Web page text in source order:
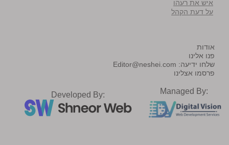
איש את רעהו
על דעת הקהל
אודות
פנו אלינו
שלחו ידיעה: Editor@neshei.com
פרסמו אצלינו
Developed By: Managed By: